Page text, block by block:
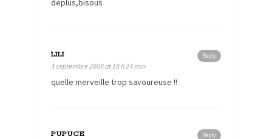
deplus,bisous
Reply
LILI
3 septembre 2008 at 18 h 24 min
quelle merveille trop savoureuse !!
Reply
PUPUCE